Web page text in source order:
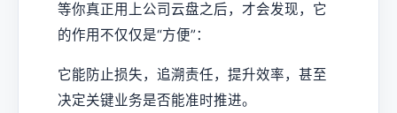
等你真正用上公司云盘之后，才会发现，它
的作用不仅仅是“方便”：
它能防止损失，追溯责任，提升效率，甚至
决定关键业务是否能准时推进。